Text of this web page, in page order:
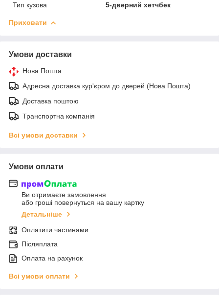
Тип кузова
5-дверний хетчбек
Приховати
Умови доставки
Нова Пошта
Адресна доставка кур'єром до дверей (Нова Пошта)
Доставка поштою
Транспортна компанія
Всі умови доставки
Умови оплати
Ви отримаєте замовлення
або гроші повернуться на вашу картку
Детальніше
Оплатити частинами
Післяплата
Оплата на рахунок
Всі умови оплати